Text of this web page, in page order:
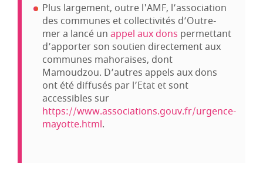
Plus largement, outre l'AMF, l’association
des communes et collectivités d’Outre-
mer a lancé un appel aux dons permettant
d’apporter son soutien directement aux
communes mahoraises, dont
Mamoudzou. D’autres appels aux dons
ont été diffusés par l’Etat et sont
accessibles sur
https://www.associations.gouv.fr/urgence-
mayotte.html.